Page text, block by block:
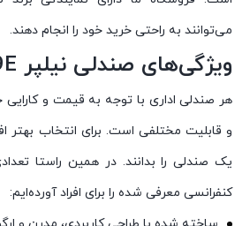
می‌توانند به راحتی خرید خود را انجام دهند.
ویژگی‌های صندلی نیلپر OCC809E
هر صندلی اداری با توجه به قیمت و کارایی
و قابلیت مختلفی است. برای انتخاب بهتر
یک صندلی را بدانند. در همین راستا
کنفرانسی معرفی شده را برای افراد آورده‌ایم: